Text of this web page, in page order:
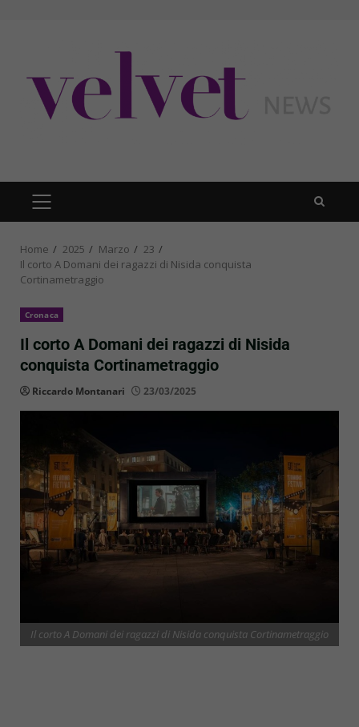
PRIMARY
MENU
Home 2025 Marzo
23
Il corto A Domani dei ragazzi di Nisida conquista
Cortinametraggio
Cronaca
Il corto A Domani dei ragazzi di Nisida
conquista Cortinametraggio
Riccardo Montanari 23/03/2025
Il corto A Domani dei ragazzi di Nisida conquista Cortinametraggio